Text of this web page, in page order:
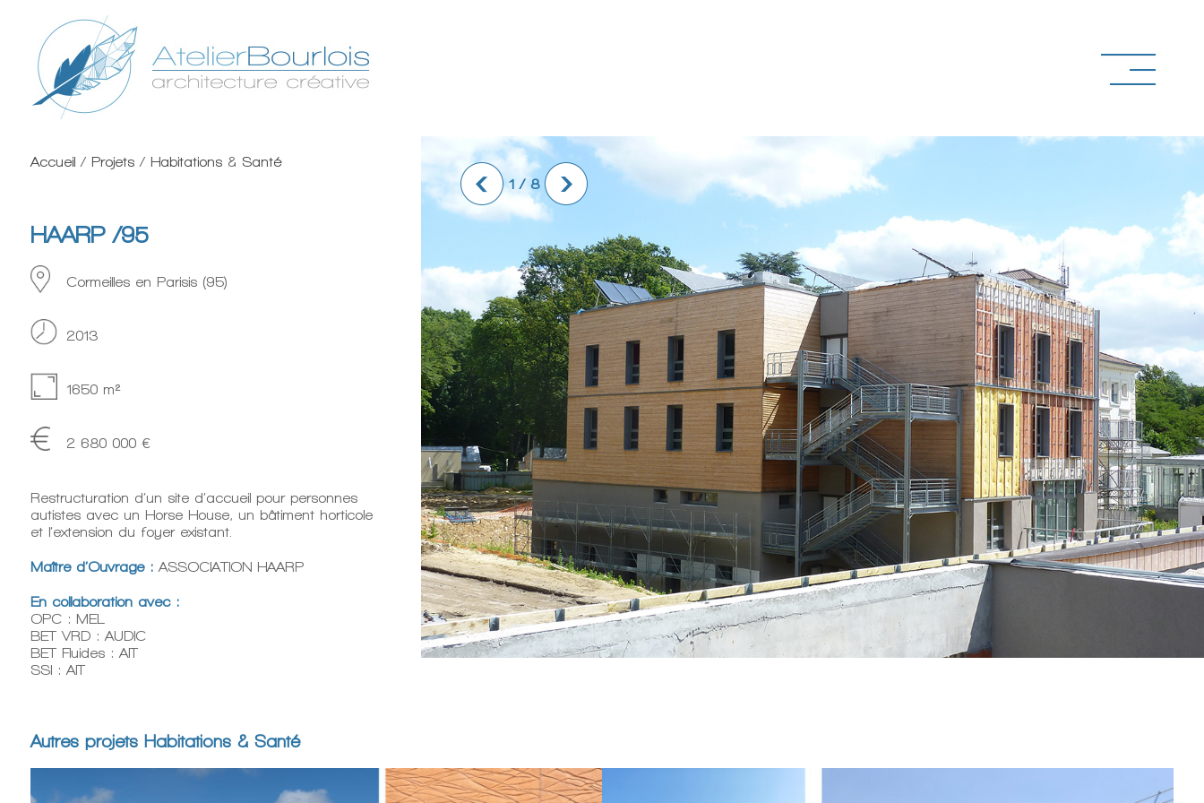
1 / 8
Accueil/ Projets/ Habitations& Santé
HAARP /95
Cormeilles en Parisis (95)
2013
1650 m²
2 680 000 €
Restructuration d’un site d’accueil pour personnes
autistes avec un Horse House, un bâtiment horticole
et l’extension du foyer existant.
Maître d’Ouvrage :ASSOCIATION HAARP
En collaboration avec :
OPC : MEL
BET VRD : AUDIC
BET Fluides : AIT
SSI : AIT
Autres projets Habitations & Santé